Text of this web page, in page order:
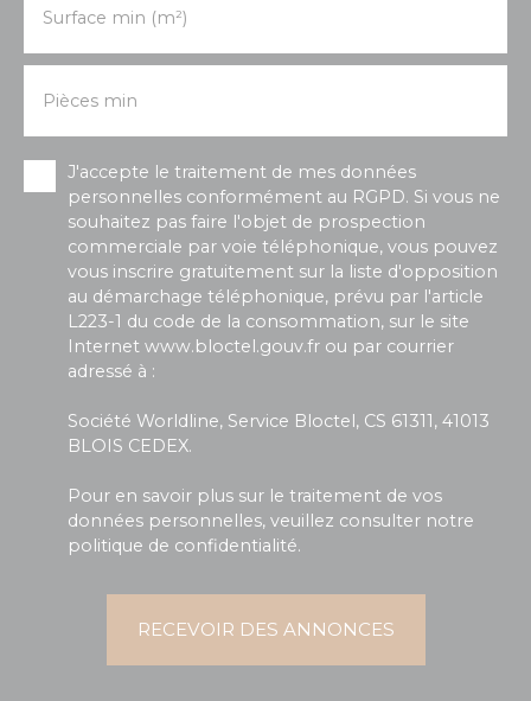
Surface min (m²)
Pièces min
J'accepte le traitement de mes données
personnelles conformément au RGPD. Si vous ne
souhaitez pas faire l'objet de prospection
commerciale par voie téléphonique, vous pouvez
vous inscrire gratuitement sur la liste d'opposition
au démarchage téléphonique, prévu par l'article
L223-1 du code de la consommation, sur le site
Internet www.bloctel.gouv.fr ou par courrier
adressé à :
Société Worldline, Service Bloctel, CS 61311, 41013
BLOIS CEDEX.
Pour en savoir plus sur le traitement de vos
données personnelles, veuillez consulter notre
politique de confidentialité.
RECEVOIR DES ANNONCES